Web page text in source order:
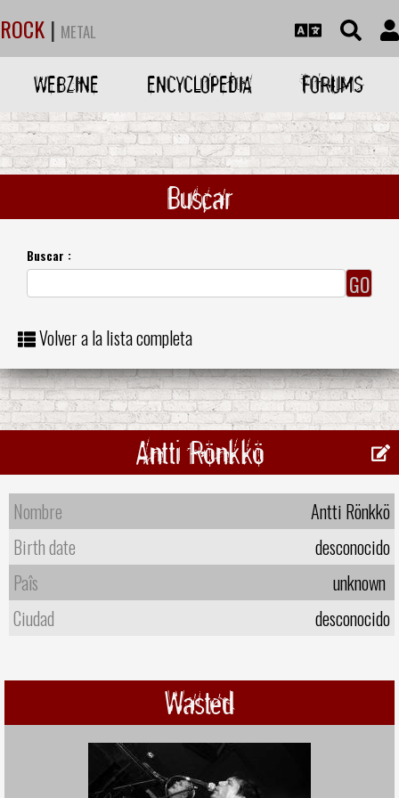
ROCK | METAL
WEBZINE ENCYCLOPEDIA FORUMS
Buscar
Buscar :
Volver a la lista completa
Antti Rönkkö
Nombre
Antti Rönkkö
Birth date
desconocido
Paîs
unknown
Ciudad
desconocido
Wasted